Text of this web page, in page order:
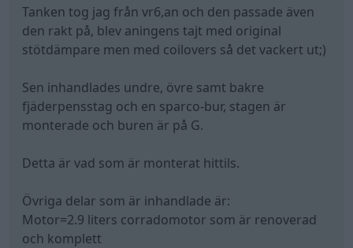
Tanken tog jag från vr6,an och den passade även
den rakt på, blev aningens tajt med original
stötdämpare men med coilovers så det vackert ut;)
Sen inhandlades undre, övre samt bakre
fjäderpensstag och en sparco-bur, stagen är
monterade och buren är på G.
Detta är vad som är monterat hittils.
Övriga delar som är inhandlade är:
Motor=2.9 liters corradomotor som är renoverad
och komplett